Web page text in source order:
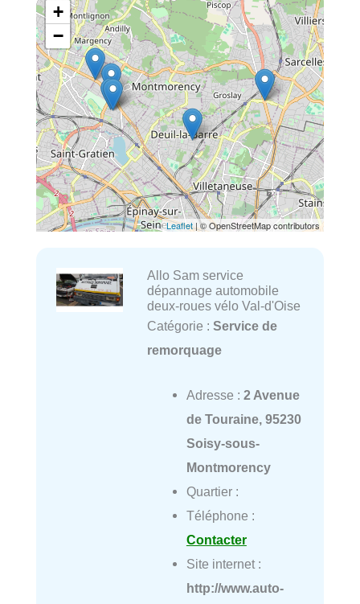
+
−
Leaflet| © OpenStreetMap contributors
Allo Sam service
dépannage automobile
deux-roues vélo Val-d'Oise
Catégorie : Service de
remorquage
Adresse : 2 Avenue
de Touraine, 95230
Soisy-sous-
Montmorency
Quartier :
Téléphone :
Contacter
Site internet :
http://www.auto-